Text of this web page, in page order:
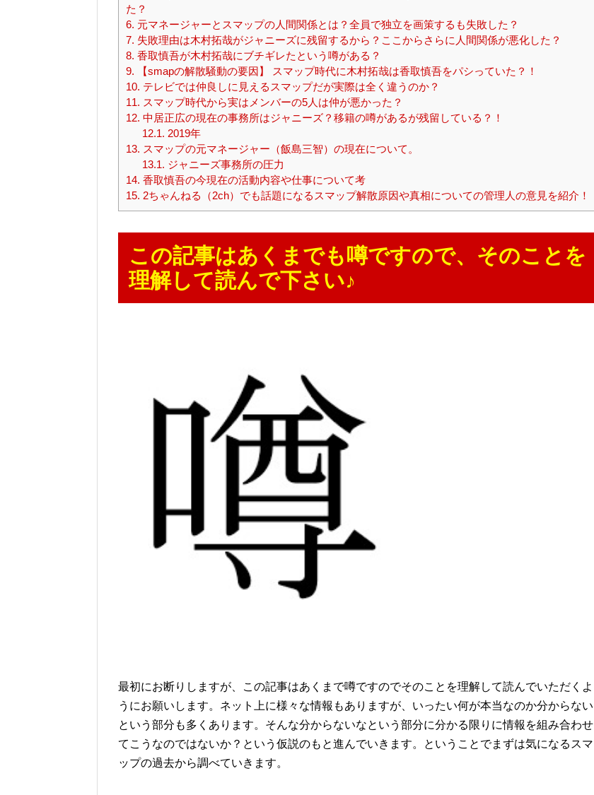
た？
6. 元マネージャーとスマップの人間関係とは？全員で独立を画策するも失敗した？
7. 失敗理由は木村拓哉がジャニーズに残留するから？ここからさらに人間関係が悪化した？
8. 香取慎吾が木村拓哉にブチギレたという噂がある？
9. 【smapの解散騒動の要因】 スマップ時代に木村拓哉は香取慎吾をパシっていた？！
10. テレビでは仲良しに見えるスマップだが実際は全く違うのか？
11. スマップ時代から実はメンバーの5人は仲が悪かった？
12. 中居正広の現在の事務所はジャニーズ？移籍の噂があるが残留している？！
12.1. 2019年
13. スマップの元マネージャー（飯島三智）の現在について。
13.1. ジャニーズ事務所の圧力
14. 香取慎吾の今現在の活動内容や仕事について考
15. 2ちゃんねる（2ch）でも話題になるスマップ解散原因や真相についての管理人の意見を紹介！
この記事はあくまでも噂ですので、そのことを
理解して読んで下さい♪
最初にお断りしますが、この記事はあくまで噂ですのでそのことを理解して読んでいただくよ
うにお願いします。ネット上に様々な情報もありますが、いったい何が本当なのか分からない
という部分も多くあります。そんな分からないなという部分に分かる限りに情報を組み合わせ
てこうなのではないか？という仮説のもと進んでいきます。ということでまずは気になるスマ
ップの過去から調べていきます。